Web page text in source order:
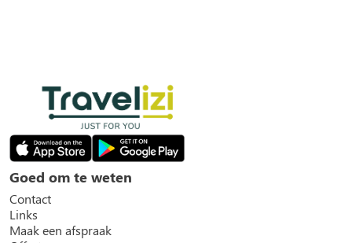
Goed om te weten
Contact
Links
Maak een afspraak